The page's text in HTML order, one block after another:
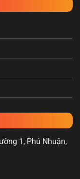
1, Phú Nhuận,